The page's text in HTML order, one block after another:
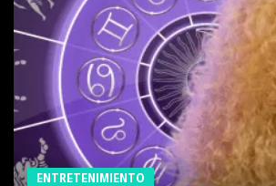
ENTRETENIMIENTO